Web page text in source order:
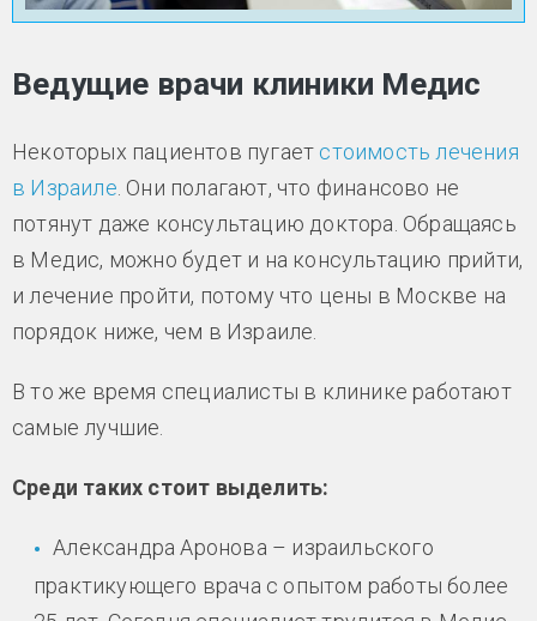
Ведущие врачи клиники Медис
Некоторых пациентов пугает стоимость лечения
в Израиле. Они полагают, что финансово не
потянут даже консультацию доктора. Обращаясь
в Медис, можно будет и на консультацию прийти,
и лечение пройти, потому что цены в Москве на
порядок ниже, чем в Израиле.
В то же время специалисты в клинике работают
самые лучшие.
Среди таких стоит выделить:
Александра Аронова – израильского
практикующего врача с опытом работы более